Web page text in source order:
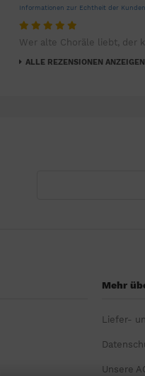
Informationen zur Echtheit der
Wer alte Choräle liebt, der
ALLE REZENSIONEN ANZEIGEN
Mehr
Liefer-
Unsere